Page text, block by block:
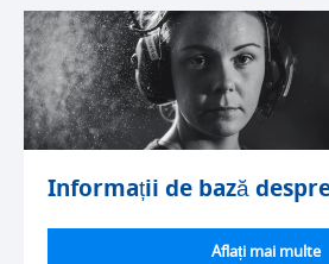
Informații de bază
Aflați mai multe